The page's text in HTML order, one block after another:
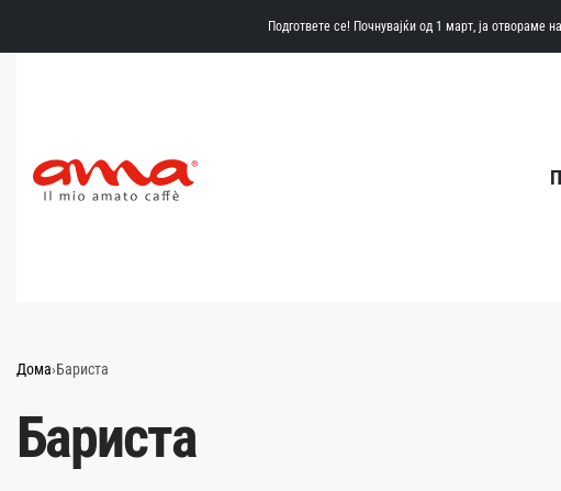
Подгответе се! Почнувајќи од 1 март, ја отвораме
Дома›Бариста
Бариста